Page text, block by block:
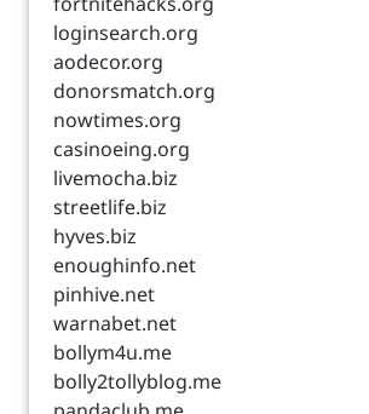
loginsearch.org
aodecor.org
donorsmatch.org
nowtimes.org
casinoeing.org
livemocha.biz
streetlife.biz
hyves.biz
enoughinfo.net
pinhive.net
warnabet.net
bollym4u.me
bolly2tollyblog.me